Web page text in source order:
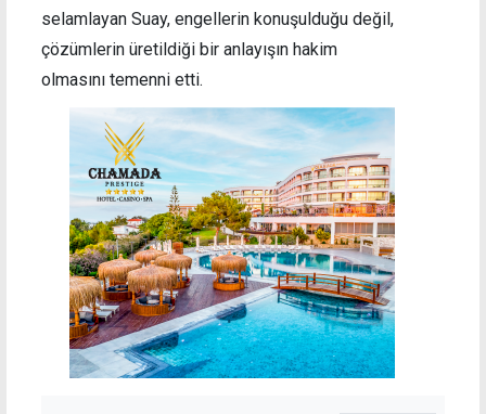
selamlayan Suay, engellerin konuşulduğu değil,
çözümlerin üretildiği bir anlayışın hakim
olmasını temenni etti.